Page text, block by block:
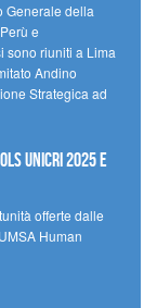
Generale della
e
sono riuniti a Lima
Andino
Strategica ad
UNICRI 2025 e
offerte dalle
Human